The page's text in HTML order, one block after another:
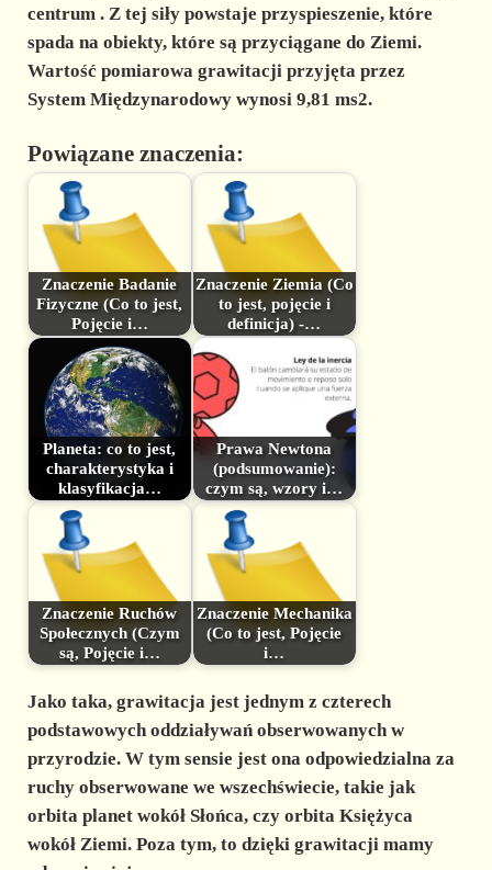
centrum . Z tej siły powstaje przyspieszenie, które
spada na obiekty, które są przyciągane do Ziemi.
Wartość pomiarowa grawitacji przyjęta przez
System Międzynarodowy wynosi 9,81 ms2.
Powiązane znaczenia:
Znaczenie Badanie
Fizyczne (Co to jest,
Pojęcie i…
Znaczenie Ziemia (Co
to jest, pojęcie i
definicja) -…
Planeta: co to jest,
charakterystyka i
klasyfikacja…
Prawa Newtona
(podsumowanie):
czym są, wzory i…
Znaczenie Ruchów
Społecznych (Czym
są, Pojęcie i…
Znaczenie Mechanika
(Co to jest, Pojęcie
i…
Jako taka, grawitacja jest jednym z czterech
podstawowych oddziaływańobserwowanych w
przyrodzie. W tym sensie jest ona odpowiedzialna za
ruchy obserwowane we wszechświecie, takie jak
orbita planet wokół Słońca, czy orbita Księżyca
wokół Ziemi. Poza tym, to dzięki grawitacji mamy